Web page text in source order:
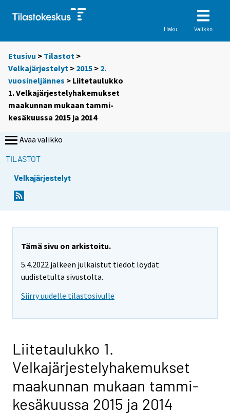
Haku Valikko
Etusivu > Tilastot >
Velkajärjestelyt > 2015 > 2.
vuosineljännes > Liitetaulukko
1. Velkajärjestelyhakemukset
maakunnan mukaan tammi-
kesäkuussa 2015 ja 2014
Avaa valikko
TILASTOT
Velkajärjestelyt
Tämä sivu on arkistoitu.
5.4.2022 jälkeen julkaistut tiedot löydät
uudistetulta sivustolta.
Siirry uudelle tilastosivulle
Liitetaulukko 1.
Velkajärjestelyhakemukset
maakunnan mukaan tammi-
kesäkuussa 2015 ja 2014